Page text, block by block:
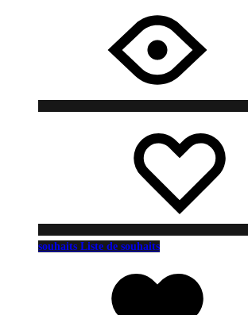
souhaits Liste de souhaits